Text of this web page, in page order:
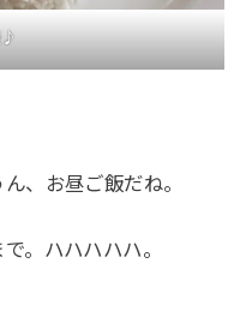
♪
、お昼ご飯だね。
。ハハハハハ。